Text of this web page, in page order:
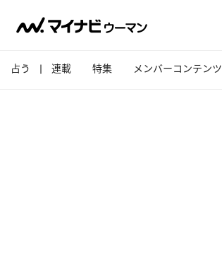
占う 連載 特集 メンバーコンテンツ